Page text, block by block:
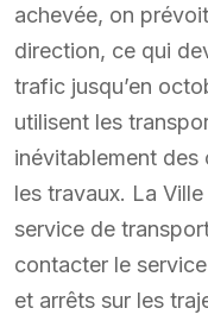
achevée, on
direction, ce qui
trafic jusqu’en
utilisent les
inévitablement des
les travaux. La
service de
contacter le
et arrêts sur les